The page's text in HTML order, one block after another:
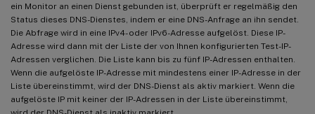
ein Monitor an einen Dienst gebunden ist, überprüft er regelmäßig den
Status dieses DNS-Dienstes, indem er eine DNS-Anfrage an ihn sendet.
Die Abfrage wird in eine IPv4- oder IPv6-Adresse aufgelöst. Diese IP-
Adresse wird dann mit der Liste der von Ihnen konfigurierten Test-IP-
Adressen verglichen. Die Liste kann bis zu fünf IP-Adressen enthalten.
Wenn die aufgelöste IP-Adresse mit mindestens einer IP-Adresse in der
Liste übereinstimmt, wird der DNS-Dienst als aktiv markiert. Wenn die
aufgelöste IP mit keiner der IP-Adressen in der Liste übereinstimmt,